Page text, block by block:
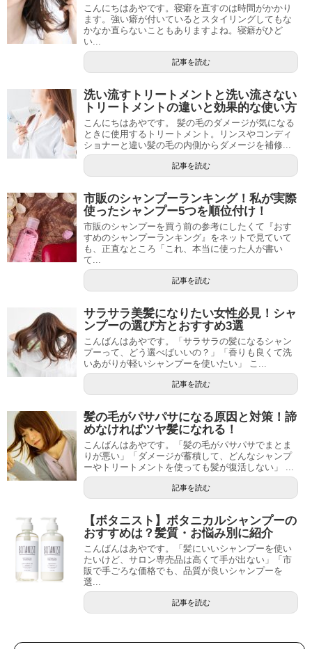
こんにちはあやです。寝癖を直すのは時間がかかり
ます。強い癖が付いているとスタイリングしてもな
かなか直らないこともありますよね。寝癖がひど
い...
記事を読む
洗い流すトリートメントと洗い流さない
トリートメントの違いと効果的な使い方
こんにちはあやです。 髪の毛のダメージが気になる
ときに使用するトリートメント。リンスやコンディ
ショナーと違い髪の毛の内側からダメージを補修...
記事を読む
市販のシャンプーランキング！私が実際
使ったシャンプー5つを順位付け！
市販のシャンプーを買う前の参考にしたくて『おす
すめのシャンプーランキング』をネットで見ていて
も、正直なところ「これ、本当に使った人が書い
て...
記事を読む
サラサラ美髪になりたい女性必見！シャ
ンプーの選び方とおすすめ3選
こんばんはあやです。「サラサラの髪になるシャン
プーって、どう選べばいいの？」「香りも良くて洗
いあがりが軽いシャンプーを使いたい」 こ...
記事を読む
髪の毛がパサパサになる原因と対策！諦
めなければツヤ髪になれる！
こんばんはあやです。「髪の毛がパサパサでまとま
りが悪い」「ダメージが蓄積して、どんなシャンプ
ーやトリートメントを使っても髪が復活しない」 ...
記事を読む
【ボタニスト】ボタニカルシャンプーの
おすすめは？髪質・お悩み別に紹介
こんばんはあやです。「髪にいいシャンプーを使い
たいけど、サロン専売品は高くて手が出ない」「市
販で手ごろな価格でも、品質が良いシャンプーを
選...
記事を読む